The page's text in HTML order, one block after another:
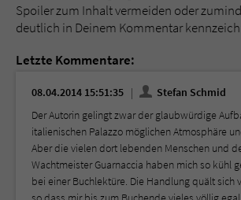
Spoiler zum Inhalt vermeiden oder
deutlich in Deinem Kommentar
Letzte Kommentare:
08.04.2014 15:51:35
Stefan Schmid
Der Autorin gelingt zwar der glaubwürdige
italienischen Palazzo möglichen Atmosphäre
Aber die vielen dort lebenden Menschen und
Wachtmeister Guarnaccia haben mich so kühl
bei einer Buchlektüre. Die Handlung quält sich